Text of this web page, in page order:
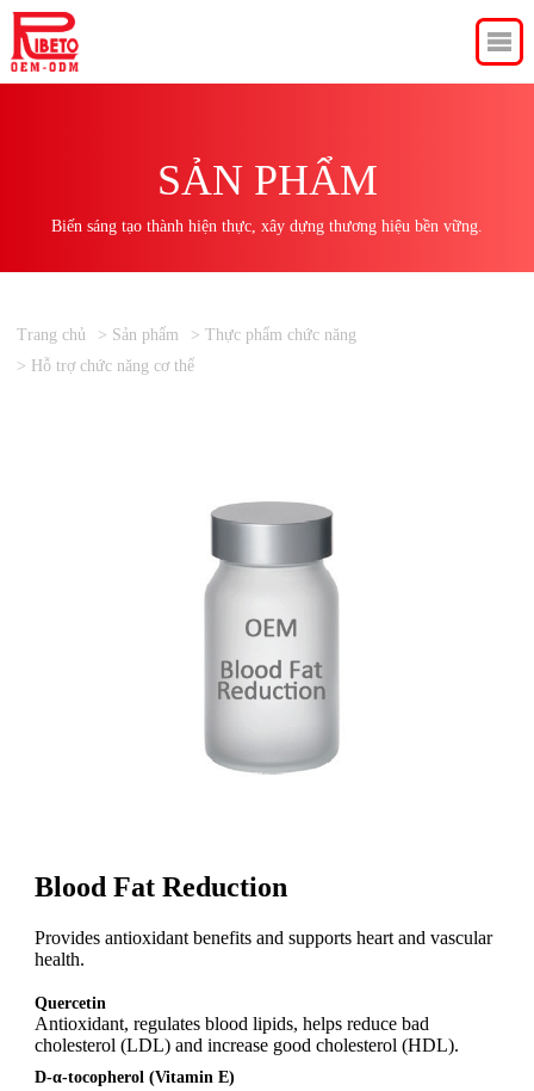
SẢN PHẨM
Biến sáng tạo thành hiện thực, xây dựng thương hiệu bền vững.
Trang chủ > Sản phẩm
> Thực phẩm chức năng
> Hỗ trợ chức năng cơ thể
Blood Fat Reduction
Provides antioxidant benefits and supports heart and vascular
health.
Quercetin
Antioxidant, regulates blood lipids, helps reduce bad
cholesterol (LDL) and increase good cholesterol (HDL).
D-α-tocopherol (Vitamin E)